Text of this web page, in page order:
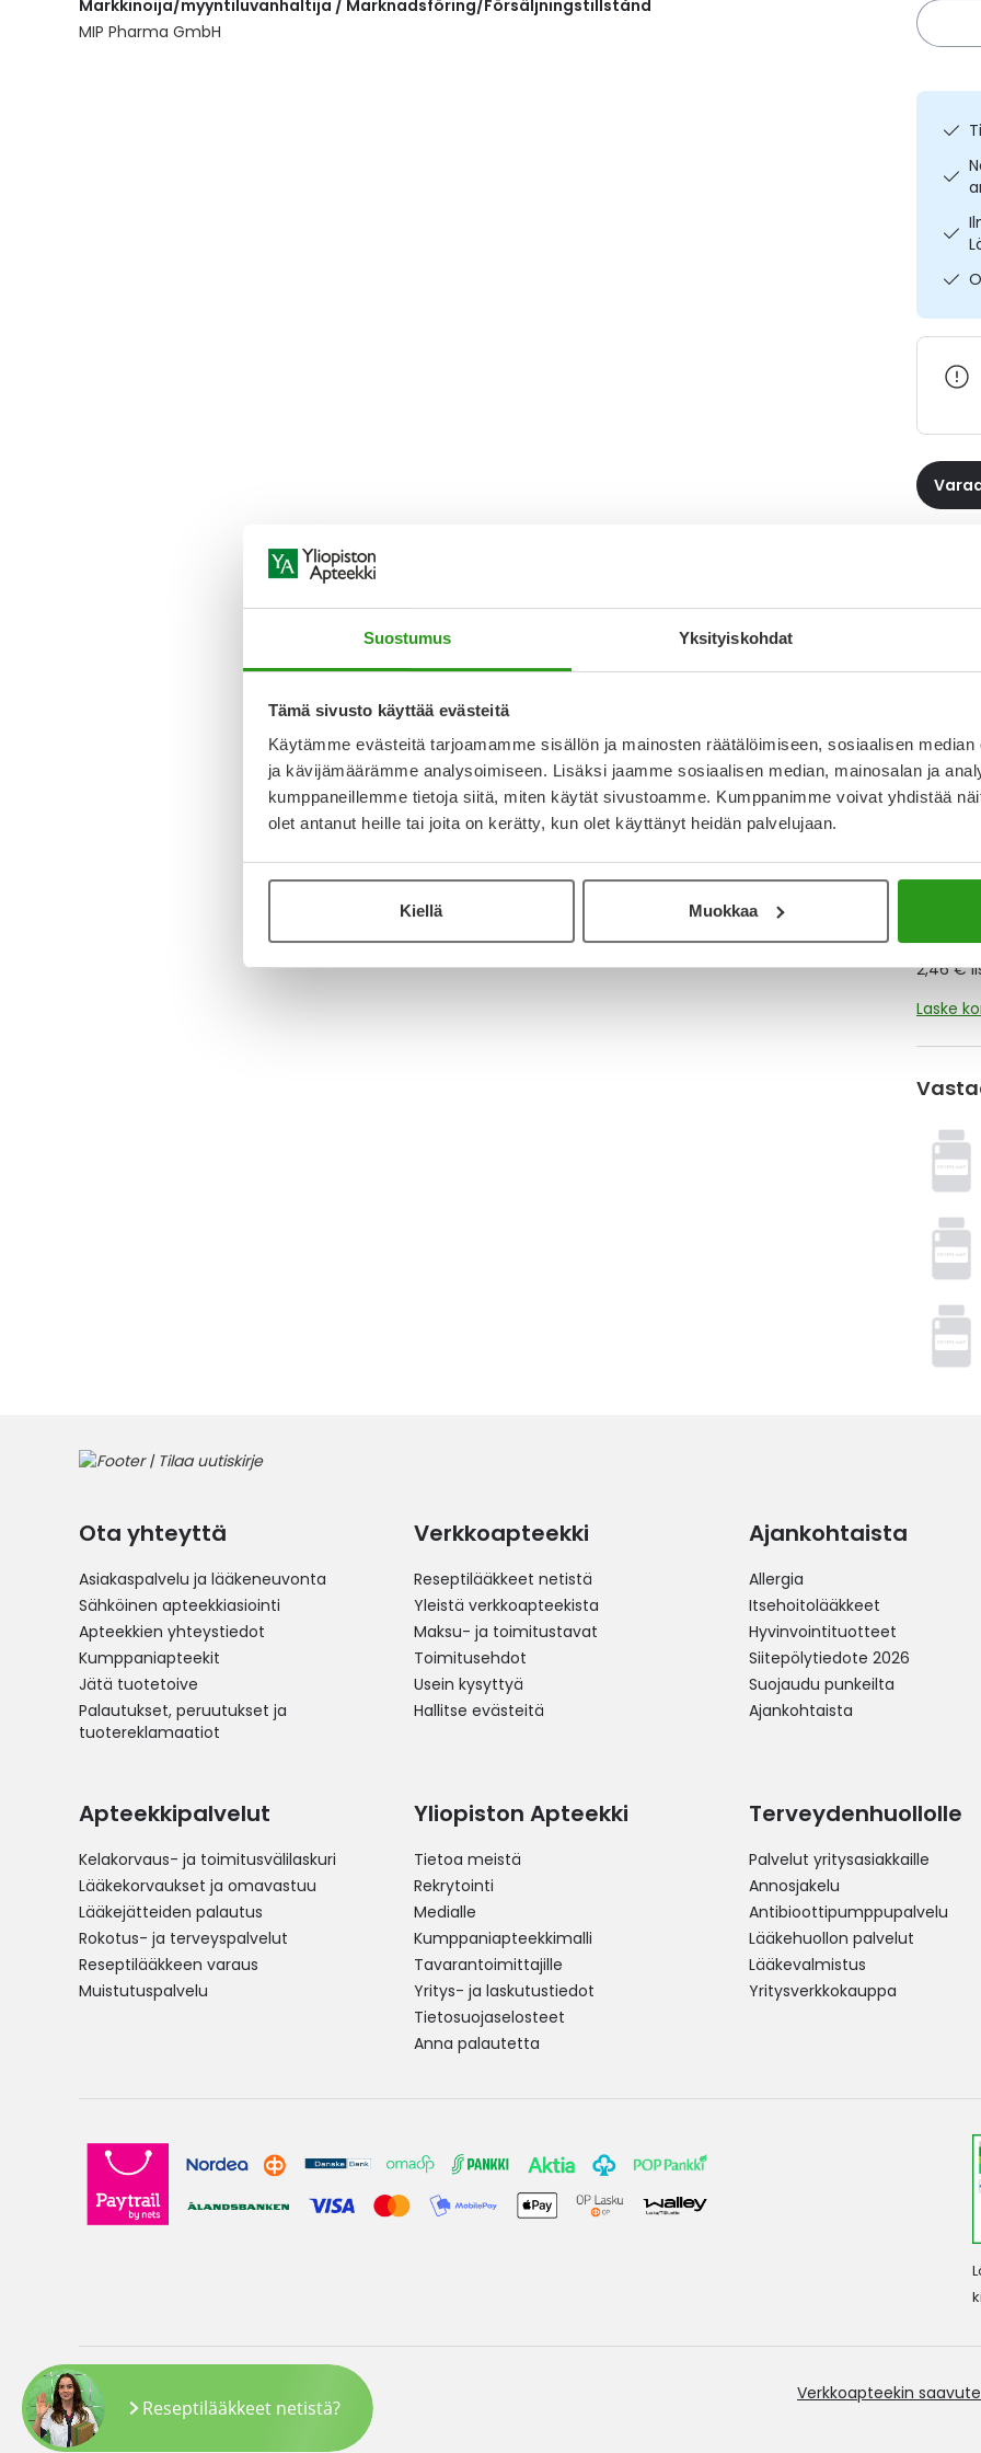
Suostumus Yksityiskohdat
Tämä sivusto käyttää evästeitä
Käytämme evästeitä tarjoamamme sisällön ja mainosten räätälöimiseen, sosiaalisen
ja kävijämäärämme analysoimiseen. Lisäksi jaamme sosiaalisen median, mainosalan ja
kumppaneillemme tietoja siitä, miten käytät sivustoamme. Kumppanimme voivat yhdistää
olet antanut heille tai joita on kerätty, kun olet käyttänyt heidän palvelujaan.
Kiellä Muokkaa
the
images
Markkinoija/myyntiluvanhaltija / Marknadsföring/Försäljningstillstånd
MIP Pharma GmbH
Katso
Tämä
2,46 €
Laske
Reseptilääkkeet netistä?
Ota yhteyttä
Asiakaspalvelu ja lääkeneuvonta
Sähköinen apteekkiasiointi
Apteekkien yhteystiedot
Kumppaniapteekit
Jätä tuotetoive
Palautukset, peruutukset ja
tuotereklamaatiot
Verkkoapteekki
Reseptilääkkeet netistä
Yleistä verkkoapteekista
Maksu- ja toimitustavat
Toimitusehdot
Usein kysyttyä
Hallitse evästeitä
Ajankohtaista
Allergia
Itsehoitolääkkeet
Hyvinvointituotteet
Siitepölytiedote 2026
Suojaudu punkeilta
Ajankohtaista
Apteekkipalvelut
Kelakorvaus- ja toimitusvälilaskuri
Lääkekorvaukset ja omavastuu
Lääkejätteiden palautus
Rokotus- ja terveyspalvelut
Reseptilääkkeen varaus
Muistutuspalvelu
Yliopiston Apteekki
Tietoa meistä
Rekrytointi
Medialle
Kumppaniapteekkimalli
Tavarantoimittajille
Yritys- ja laskutustiedot
Tietosuojaselosteet
Anna palautetta
Terveydenhuollolle
Palvelut yritysasiakkaille
Annosjakelu
Antibioottipumppupalvelu
Lääkehuollon palvelut
Lääkevalmistus
Yritysverkkokauppa
Copyright © 2026 Yliopiston Apteekki Verkkoapteekin